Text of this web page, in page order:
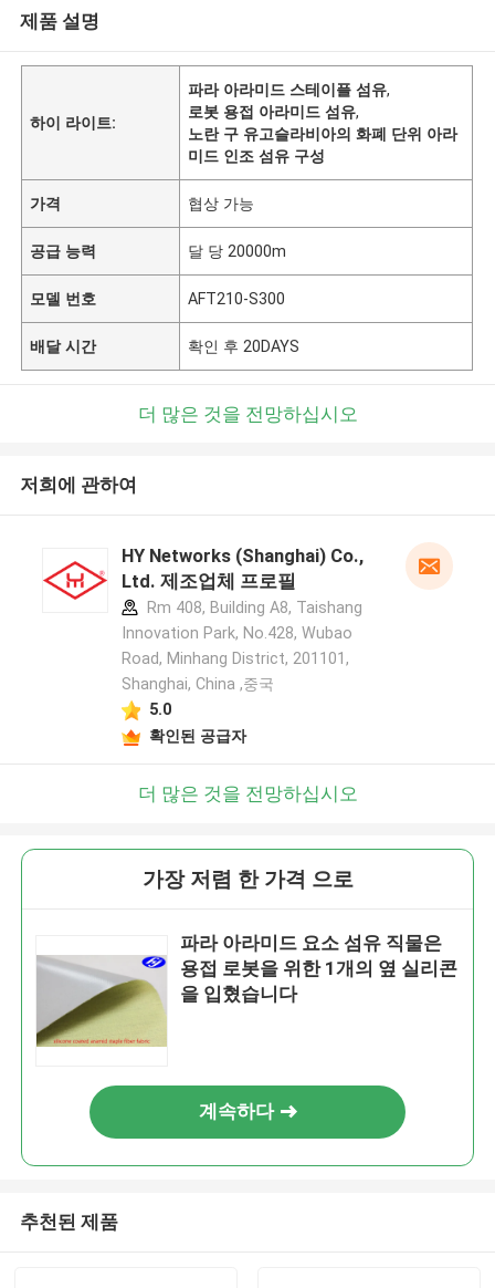
제품 설명
하이 라이트:
파라 아라미드 스테이플 섬유,
로봇 용접 아라미드 섬유,
노란 구 유고슬라비아의 화폐 단위 아라
미드 인조 섬유 구성
가격 협상 가능
공급 능력 달 당 20000m
모델 번호 AFT210-S300
배달 시간 확인 후 20DAYS
더 많은 것을 전망하십시오
저희에 관하여
HY Networks (Shanghai) Co.,
Ltd. 제조업체 프로필
Rm 408, Building A8, Taishang
Innovation Park, No.428, Wubao
Road, Minhang District, 201101,
Shanghai, China ,중국
5.0
확인된 공급자
더 많은 것을 전망하십시오
가장 저렴 한 가격 으로
파라 아라미드 요소 섬유 직물은
용접 로봇을 위한 1개의 옆 실리콘
을 입혔습니다
계속하다
추천된 제품